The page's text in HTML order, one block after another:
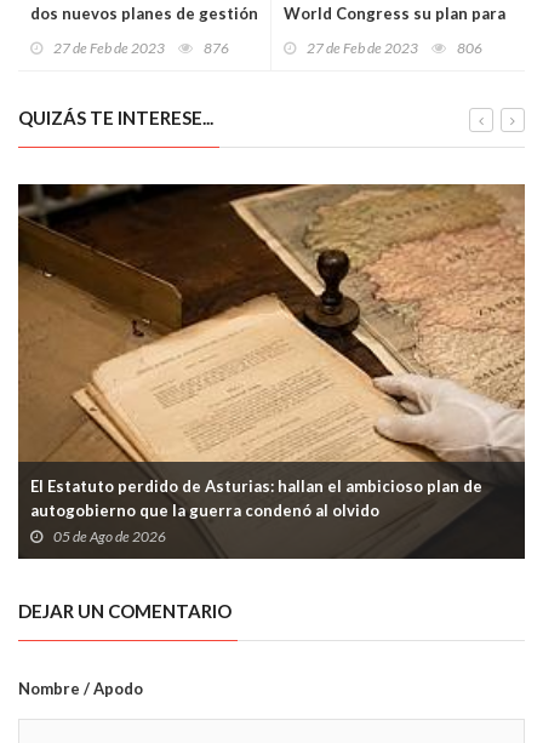
dos nuevos planes de gestión
27 de Feb de 2023 876
World Congress su plan para
27 de Feb de 2023 806
QUIZÁS TE INTERESE...
El Estatuto perdido de Asturias: hallan el ambicioso plan de
autogobierno que la guerra condenó al olvido
05 de Ago de 2026
DEJAR UN COMENTARIO
Nombre / Apodo